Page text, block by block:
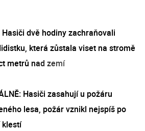
Hasiči dvě hodiny zachraňovali
která zůstala viset na stromě
metrů nad zemí
Hasiči zasahují u požáru
lesa, požár vznikl nejspíš po
klestí